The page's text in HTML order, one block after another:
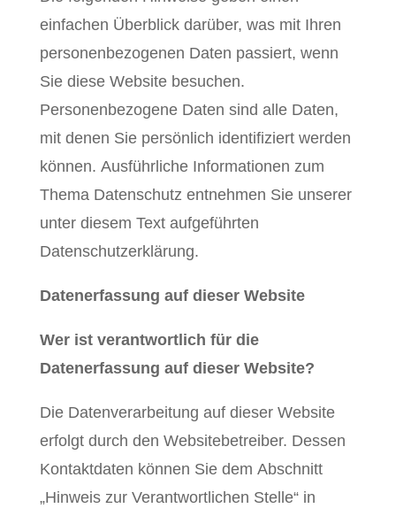
einfachen Überblick darüber, was mit Ihren
personenbezogenen Daten passiert, wenn
Sie diese Website besuchen.
Personenbezogene Daten sind alle Daten,
mit denen Sie persönlich identifiziert werden
können. Ausführliche Informationen zum
Thema Datenschutz entnehmen Sie unserer
unter diesem Text aufgeführten
Datenschutzerklärung.
Datenerfassung auf dieser Website
Wer ist verantwortlich für die
Datenerfassung auf dieser Website?
Die Datenverarbeitung auf dieser Website
erfolgt durch den Websitebetreiber. Dessen
Kontaktdaten können Sie dem Abschnitt
„Hinweis zur Verantwortlichen Stelle“ in